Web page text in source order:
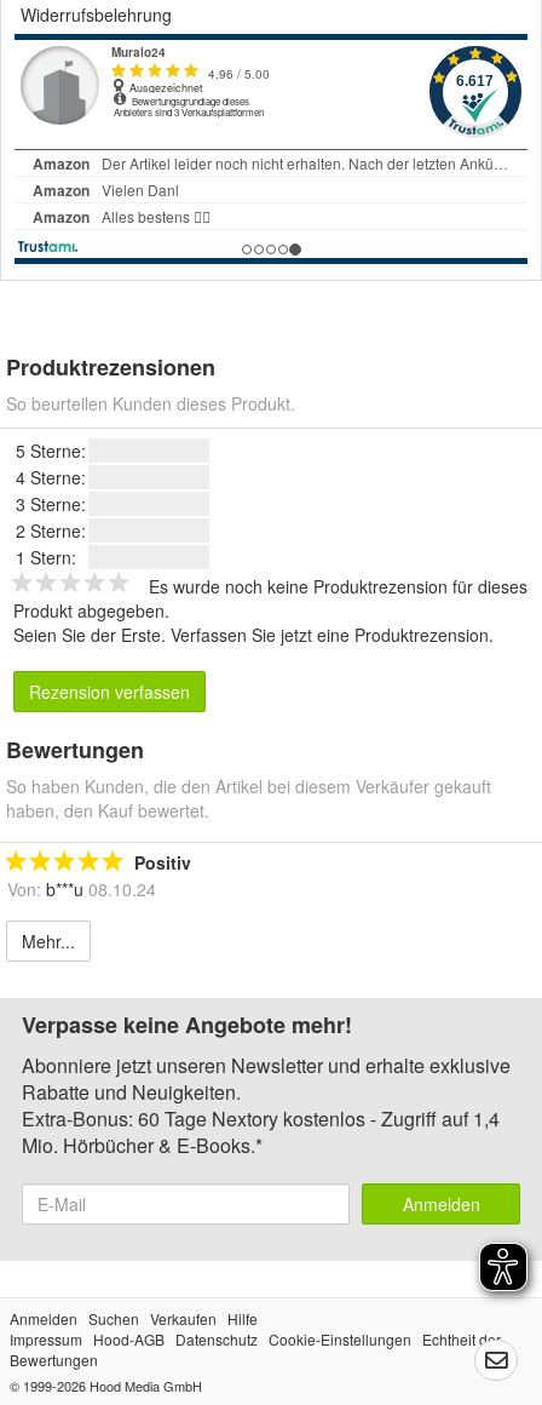
Widerrufsbelehrung
Produktrezensionen
So beurteilen Kunden dieses Produkt.
5 Sterne:
4 Sterne:
3 Sterne:
2 Sterne:
1 Stern:
Es wurde noch keine Produktrezension für dieses
Produkt abgegeben.
Seien Sie der Erste. Verfassen Sie jetzt eine Produktrezension.
Rezension verfassen
Bewertungen
So haben Kunden, die den Artikel bei diesem Verkäufer gekauft
haben, den Kauf bewertet.
Positiv
Von: b***u 08.10.24
Mehr...
Verpasse keine Angebote mehr!
Abonniere jetzt unseren Newsletter und erhalte exklusive
Rabatte und Neuigkeiten.
Extra-Bonus: 60 Tage Nextory kostenlos - Zugriff auf 1,4
Mio. Hörbücher & E-Books.*
Anmelden
Anmelden Suchen Verkaufen
Hilfe
Impressum
Hood-AGB Datenschutz Cookie-Einstellungen
Echtheit der
Bewertungen
© 1999-2026 Hood Media GmbH